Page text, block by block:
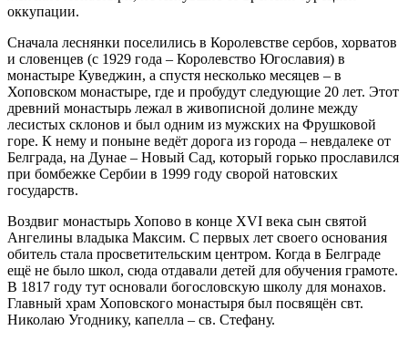
оккупации.
Сначала леснянки поселились в Королевстве сербов, хорватов
и словенцев (с 1929 года – Королевство Югославия) в
монастыре Куведжин, а спустя несколько месяцев – в
Хоповском монастыре, где и пробудут следующие 20 лет. Этот
древний монастырь лежал в живописной долине между
лесистых склонов и был одним из мужских на Фрушковой
горе. К нему и поныне ведёт дорога из города – невдалеке от
Белграда, на Дунае – Новый Сад, который горько прославился
при бомбежке Сербии в 1999 году сворой натовских
государств.
Воздвиг монастырь Хопово в конце XVI века сын святой
Ангелины владыка Максим. С первых лет своего основания
обитель стала просветительским центром. Когда в Белграде
ещё не было школ, сюда отдавали детей для обучения грамоте.
В 1817 году тут основали богословскую школу для монахов.
Главный храм Хоповского монастыря был посвящён свт.
Николаю Угоднику, капелла – св. Стефану.